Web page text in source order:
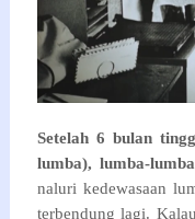
Setelah 6 bulan
lumba), lumba-
naluri kedewasaan
terbendung lagi.